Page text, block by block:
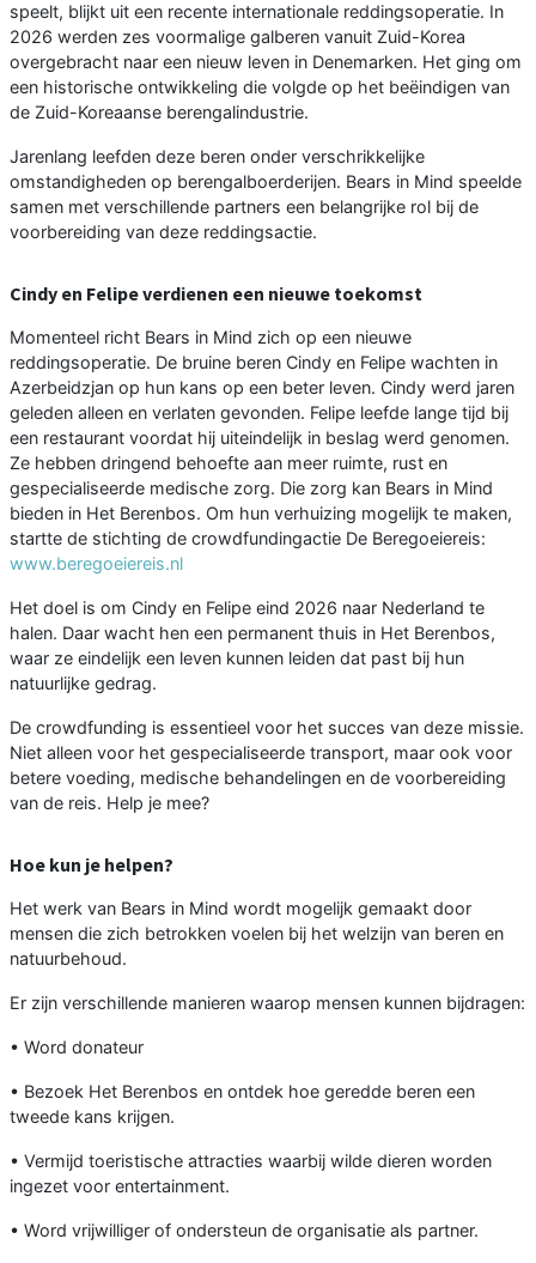
speelt, blijkt uit een recente internationale reddingsoperatie. In
2026 werden zes voormalige galberen vanuit Zuid-Korea
overgebracht naar een nieuw leven in Denemarken. Het ging om
een historische ontwikkeling die volgde op het beëindigen van
de Zuid-Koreaanse berengalindustrie.
Jarenlang leefden deze beren onder verschrikkelijke
omstandigheden op berengalboerderijen. Bears in Mind speelde
samen met verschillende partners een belangrijke rol bij de
voorbereiding van deze reddingsactie.
Cindy en Felipe verdienen een nieuwe toekomst
Momenteel richt Bears in Mind zich op een nieuwe
reddingsoperatie. De bruine beren Cindy en Felipe wachten in
Azerbeidzjan op hun kans op een beter leven. Cindy werd jaren
geleden alleen en verlaten gevonden. Felipe leefde lange tijd bij
een restaurant voordat hij uiteindelijk in beslag werd genomen.
Ze hebben dringend behoefte aan meer ruimte, rust en
gespecialiseerde medische zorg. Die zorg kan Bears in Mind
bieden in Het Berenbos. Om hun verhuizing mogelijk te maken,
startte de stichting de crowdfundingactie De Beregoeiereis:
www.beregoeiereis.nl
Het doel is om Cindy en Felipe eind 2026 naar Nederland te
halen. Daar wacht hen een permanent thuis in Het Berenbos,
waar ze eindelijk een leven kunnen leiden dat past bij hun
natuurlijke gedrag.
De crowdfunding is essentieel voor het succes van deze missie.
Niet alleen voor het gespecialiseerde transport, maar ook voor
betere voeding, medische behandelingen en de voorbereiding
van de reis. Help je mee?
Hoe kun je helpen?
Het werk van Bears in Mind wordt mogelijk gemaakt door
mensen die zich betrokken voelen bij het welzijn van beren en
natuurbehoud.
Er zijn verschillende manieren waarop mensen kunnen bijdragen:
• Word donateur
• Bezoek Het Berenbos en ontdek hoe geredde beren een
tweede kans krijgen.
• Vermijd toeristische attracties waarbij wilde dieren worden
ingezet voor entertainment.
• Word vrijwilliger of ondersteun de organisatie als partner.